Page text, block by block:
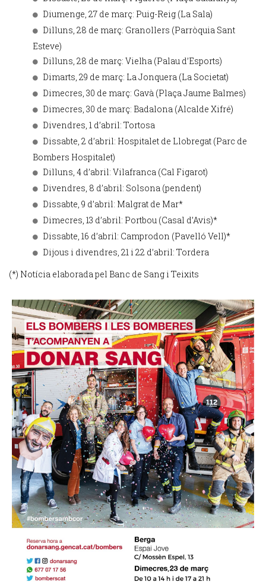
Diumenge, 27 de març: Puig-Reig (La Sala)
Dilluns, 28 de març: Granollers (Parròquia Sant
Esteve)
Dilluns, 28 de març: Vielha (Palau d’Esports)
Dimarts, 29 de març: La Jonquera (La Societat)
Dimecres, 30 de març: Gavà (Plaça Jaume Balmes)
Dimecres, 30 de març: Badalona (Alcalde Xifré)
Divendres, 1 d’abril: Tortosa
Dissabte, 2 d’abril: Hospitalet de Llobregat (Parc de
Bombers Hospitalet)
Dilluns, 4 d’abril: Vilafranca (Cal Figarot)
Divendres, 8 d’abril: Solsona (pendent)
Dissabte, 9 d’abril: Malgrat de Mar*
Dimecres, 13 d’abril: Portbou (Casal d’Avis)*
Dissabte, 16 d’abril: Camprodon (Pavelló Vell)*
Dijous i divendres, 21 i 22 d’abril: Tordera
(*) Notícia elaborada pel Banc de Sang i Teixits